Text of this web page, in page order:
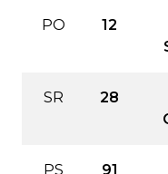
PO 12
SR 28
PS 91